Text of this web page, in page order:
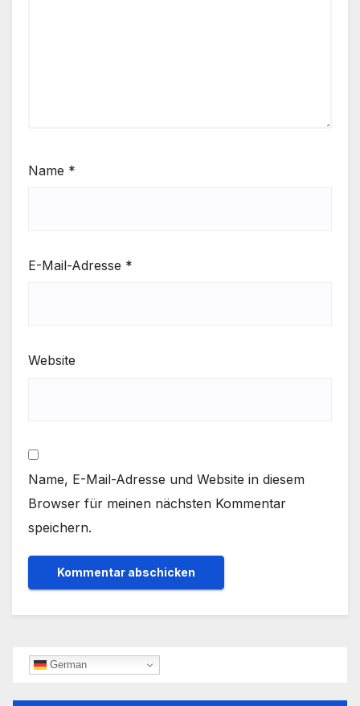
Name *
E-Mail-Adresse *
Website
Name, E-Mail-Adresse und Website in diesem
Browser für meinen nächsten Kommentar
speichern.
German